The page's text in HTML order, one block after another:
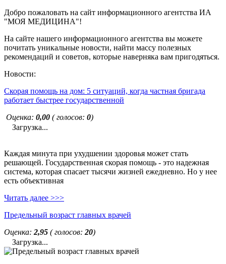
Добро пожаловать на сайт информационного агентства ИА
"МОЯ МЕДИЦИНА"!
На сайте нашего информационного агентства вы можете
почитать уникальные новости, найти массу полезных
рекомендаций и советов, которые наверняка вам пригодяться.
Новости:
Скорая помощь на дом: 5 ситуаций, когда частная бригада
работает быстрее государственной
Оценка: 0,00 ( голосов: 0)
Загрузка...
Каждая минута при ухудшении здоровья может стать
решающей. Государственная скорая помощь - это надежная
система, которая спасает тысячи жизней ежедневно. Но у нее
есть объективная
Читать далее >>>
Предельный возраст главных врачей
Оценка: 2,95 ( голосов: 20)
Загрузка...